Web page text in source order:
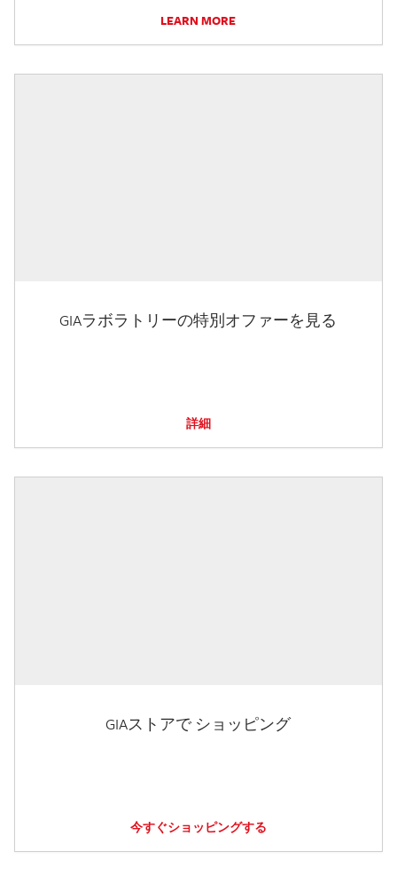
LEARN MORE
GIAラボラトリーの特別オファーを見る
詳細
GIAストアで ショッピング
今すぐショッピングする